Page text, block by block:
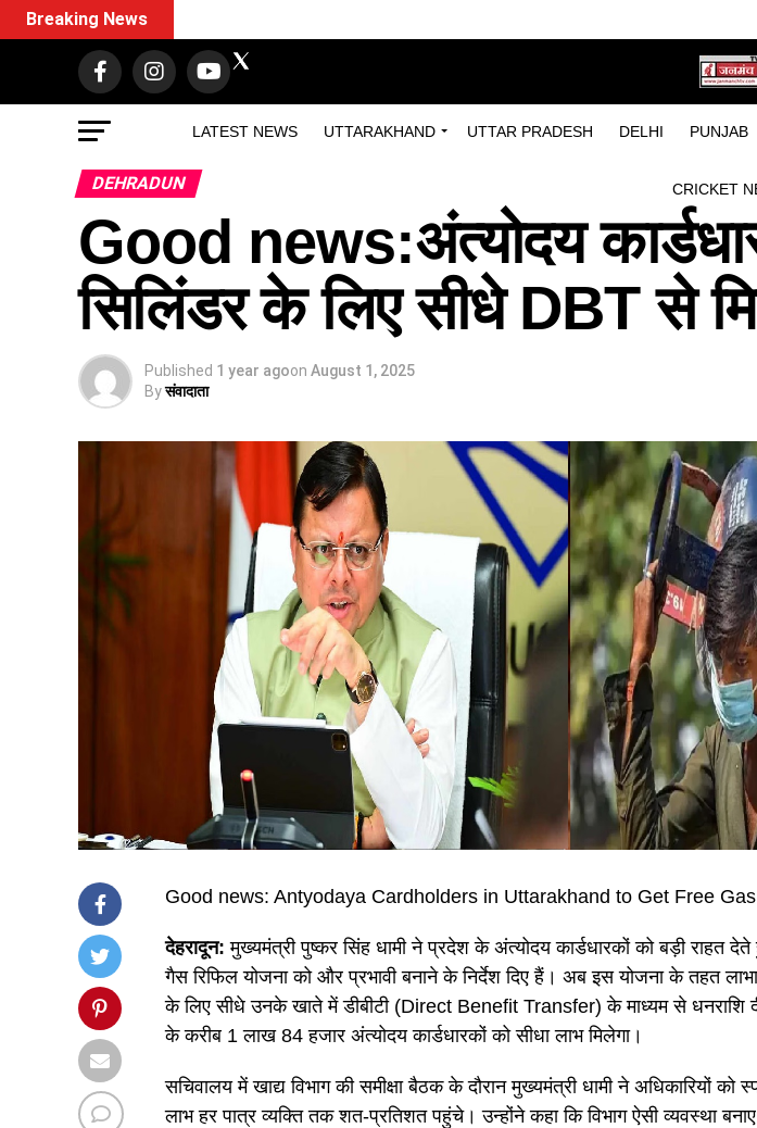
LATEST NEWS UTTARAKHAND UTTAR PRADESH DELHI PUNJAB
CRICKET
Breaking News
DEHRADUN
Good news:अंत्योदय
सिलिंडर के लिए सीधे DBT से
Published 1 year agoon August 1, 2025
Byसंवादाता
Good news: Antyodaya Cardholders in Uttarakhand to Get Free
देहरादून: मुख्यमंत्री पुष्कर सिंह धामी ने प्रदेश के अंत्योदय कार्डधारकों को बड़ी राहत
गैस रिफिल योजना को और प्रभावी बनाने के निर्देश दिए हैं। अब इस योजना के तहत
के लिए सीधे उनके खाते में डीबीटी (Direct Benefit Transfer) के माध्यम से
के करीब 1 लाख 84 हजार अंत्योदय कार्डधारकों को सीधा लाभ मिलेगा।
सचिवालय में खाद्य विभाग की समीक्षा बैठक के दौरान मुख्यमंत्री धामी ने अधिकारियों को
लाभ हर पात्र व्यक्ति तक शत-प्रतिशत पहुंचे। उन्होंने कहा कि विभाग ऐसी व्यवस्था